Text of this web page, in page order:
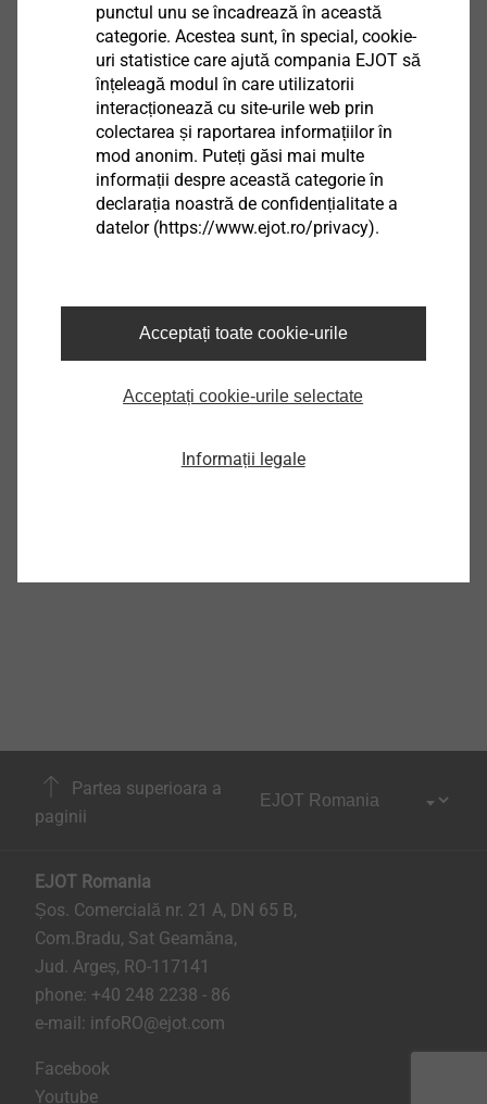
Clip de fixare PV
Vizualizare produs
EJObar PVC
Partea superioara a
paginii
EJOT Romania
Șos. Comercială nr. 21 A, DN 65 B,
Com.Bradu, Sat Geamăna,
Jud. Argeș, RO-117141
phone: +40 248 2238 - 86
e-mail: infoRO@ejot.com
Facebook
Youtube
punctul unu se încadrează în această
categorie. Acestea sunt, în special, cookie-
uri statistice care ajută compania EJOT să
înțeleagă modul în care utilizatorii
interacționează cu site-urile web prin
colectarea și raportarea informațiilor în
mod anonim. Puteți găsi mai multe
informații despre această categorie în
declarația noastră de confidențialitate a
datelor (https://www.ejot.ro/privacy).
Acceptați toate cookie-urile
Acceptați cookie-urile selectate
Informații legale